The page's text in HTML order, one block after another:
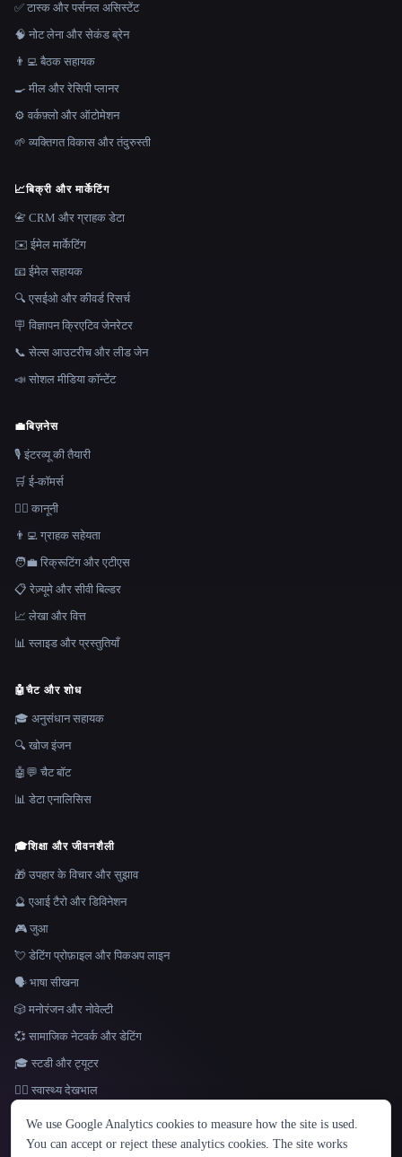
भाषा
English español Français Русский 简体中文
✅ टास्क और पर्सनल असिस्टेंट
🧠 नोट लेना और सेकंड ब्रेन
👨‍💻 बैठक सहायक
🍳 मील और रेसिपी प्लानर
⚙️ वर्कफ़्लो और ऑटोमेशन
🌱 व्यक्तिगत विकास और तंदुरुस्ती
📈बिक्री और मार्केटिंग
📇 CRM और ग्राहक डेटा
✉️ ईमेल मार्केटिंग
📧 ईमेल सहायक
🔍 एसईओ और कीवर्ड रिसर्च
🪧 विज्ञापन क्रिएटिव जेनरेटर
📞 सेल्स आउटरीच और लीड जेन
📣 सोशल मीडिया कॉन्टेंट
💼बिज़नेस
🎙️ इंटरव्यू की तैयारी
🛒 ई-कॉमर्स
👩‍⚖️ कानूनी
👨‍💻 ग्राहक सहेयता
🧑‍💼 रिक्रूटिंग और एटीएस
📋 रेज़्यूमे और सीवी बिल्डर
📈 लेखा और वित्त
📊 स्लाइड और प्रस्तुतियाँ
🤖चैट और शोध
🎓 अनुसंधान सहायक
🔍 खोज इंजन
🤖💬 चैट बॉट
📊 डेटा एनालिसिस
🎓शिक्षा और जीवनशैली
🎁 उपहार के विचार और सुझाव
🔮 एआई टैरो और डिविनेशन
🎮 जुआ
💘 डेटिंग प्रोफ़ाइल और पिकअप लाइन
🗣️ भाषा सीखना
🎲 मनोरंजन और नोवेल्टी
💞 सामाजिक नेटवर्क और डेटिंग
🎓 स्टडी और ट्यूटर
👩‍⚕️ स्वास्थ्य देखभाल
We use Google Analytics cookies to measure how the site is used.
You can accept or reject these analytics cookies. The site works